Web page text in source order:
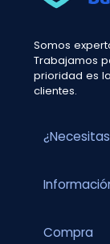
Somos
Trabajamos
prioridad es
clientes.
Compra